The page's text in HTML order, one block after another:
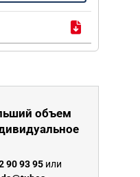
объем
90 93 95 или